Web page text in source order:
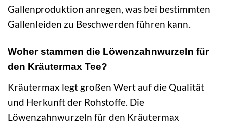
Gallenproduktion anregen, was bei bestimmten
Gallenleiden zu Beschwerden führen kann.
Woher stammen die Löwenzahnwurzeln für
den Kräutermax Tee?
Kräutermax legt großen Wert auf die Qualität
und Herkunft der Rohstoffe. Die
Löwenzahnwurzeln für den Kräutermax